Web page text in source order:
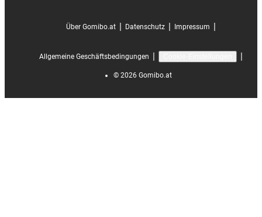
Über Gomibo.at Datenschutz Impressum
Allgemeine Geschäftsbedingungen
© 2026 Gomibo.at